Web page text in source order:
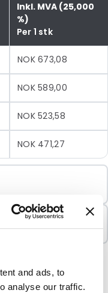
and ads, to
analyse our traffic.
Inkl. MVA (25,000
%)
Per 1 stk
NOK 673,08
NOK 589,00
NOK 523,58
NOK 471,27
bli lagt til i kassen
i Midtøsten.